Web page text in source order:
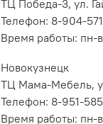
ТЦ Победа-3, ул.
Телефон: 8-904-
Время работы: пн-
Новокузнецк
ТЦ Мама-Мебель,
Телефон: 8-951-
Время работы: пн-